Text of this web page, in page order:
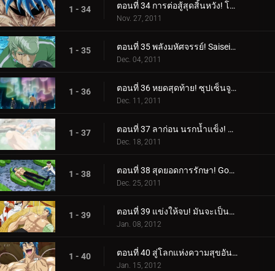
1 - 34 ตอนที่ 34 การต่อสู้สุดสิ้นหวัง! โหมดจริงจังระเบิดของ Tommyrod!
Nov. 27, 2011
1 - 35 ตอนที่ 35 พลังมหัศจรรย์! Saiseiya Teppei เข้าร่วมการต่อสู้!
Dec. 04, 2011
1 - 36 ตอนที่ 36 หยดสุดท้าย! ซุปเซ็นจูรี่จะตกไปอยู่ในมือใคร?
Dec. 11, 2011
1 - 37 ตอนที่ 37 ลาก่อน นรกน้ำแข็ง! พลังที่ซ่อนอยู่ของย่าเซทสึ!
Dec. 18, 2011
1 - 38 ตอนที่ 38 สุดยอดการรักษา! Gourmet Reviver มาแล้ว โยซากุ!
Dec. 25, 2011
1 - 39 ตอนที่ 39 แข่งให้จบ! มันจะเป็นการฟื้นฟูของโทริโกะหรือซุปของโคมัตสึ?!
Jan. 08, 2012
1 - 40 ตอนที่ 40 สู่โลกแห่งความสุขอันสูงสุด! ลิ้มรสซุปเซ็นจูรี่!
Jan. 15, 2012